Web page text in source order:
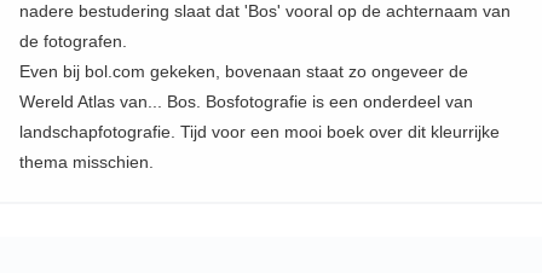
nadere bestudering slaat dat 'Bos' vooral op de achternaam van
de fotografen.
Even bij bol.com gekeken, bovenaan staat zo ongeveer de
Wereld Atlas van... Bos. Bosfotografie is een onderdeel van
landschapfotografie. Tijd voor een mooi boek over dit kleurrijke
thema misschien.